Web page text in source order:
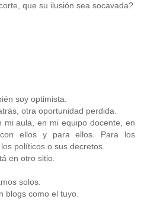
que su ilusión sea socavada?
soy optimista.
otra oportunidad perdida.
mi aula, en mi equipo docente, en
ellos y para ellos. Para los
políticos o sus decretos.
en otro sitio.
solos.
blogs como el tuyo.